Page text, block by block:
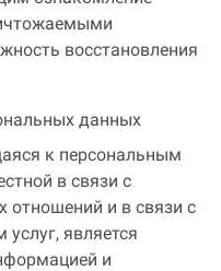
восстановления
данных
к персональным
в связи с
отношений и в связи с
является
и